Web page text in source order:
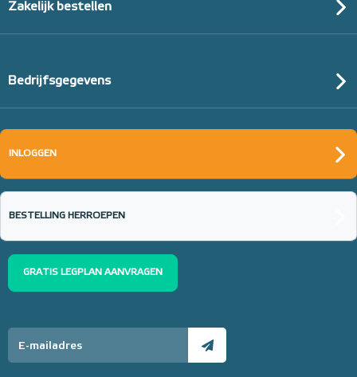
Zakelijk bestellen
Bedrijfsgegevens
INLOGGEN
BESTELLING HERROEPEN
GRATIS LEGPLAN AANVRAGEN